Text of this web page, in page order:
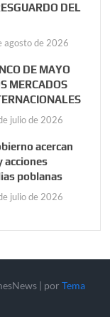
DEL
agosto de 2026
DE MAYO
MERCADOS
julio de 2026
acercan
acciones
poblanas
julio de 2026
| por Tema